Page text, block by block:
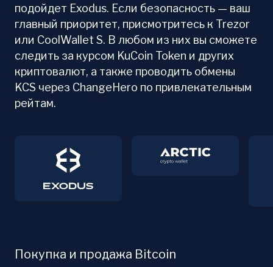
подойдет Exodus. Если безопасность — ваш
главный приоритет, присмотритесь к Trezor
или CoolWallet S. В любом из них вы сможете
следить за курсом KuCoin Token и других
криптовалют, а также проводить обмены
KCS через ChangeHero по привлекательным
рейтам.
Покупка и продажа Bitcoin